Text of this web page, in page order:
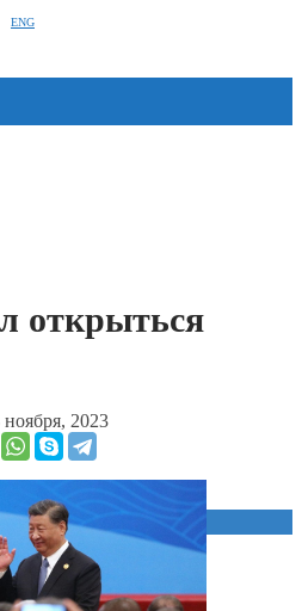
ENG
открыться
ноября, 2023